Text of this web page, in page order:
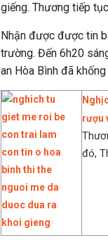
giếng. Thương tiếp
Nhận được được tin
trường. Đến 6h20
an Hòa Bình đã
rượu
đó,